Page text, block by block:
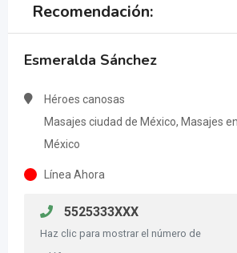
Recomendación:
Esmeralda Sánchez
Héroes canosas
Masajes ciudad de México, Masajes en
México
Línea Ahora
5525333XXX
Haz clic para mostrar el número de